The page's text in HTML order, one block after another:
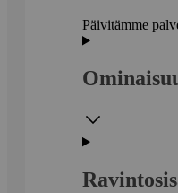
Päivitämme